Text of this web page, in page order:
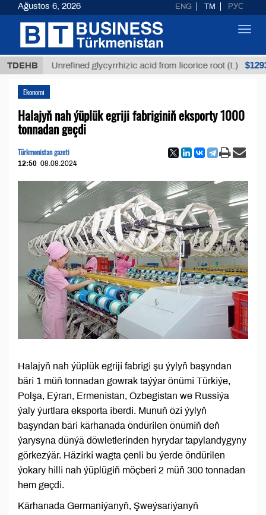
TDEHBUnrefined glycyrrhizic acid from licorice root (t.) $12935,18
Ekonomi
Halajyň nah ýüplük egriji fabriginiň eksporty 1000
tonnadan geçdi
Türkmenistan gazeti
12:50 08.08.2024
Halajyň nah ýüplük egriji fabrigi şu ýylyň başyndan
bäri 1 müň tonnadan gowrak taýýar önümi Türkiýe,
Polşa, Eýran, Ermenistan, Özbegistan we Russiýa
ýaly ýurtlara eksporta iberdi. Munuň özi ýylyň
başyndan bäri kärhanada öndürilen önümiň deň
ýarysyna dünýä döwletlerinden hyrydar tapylandygyny
görkezýär. Häzirki wagta çenli bu ýerde öndürilen
ýokary hilli nah ýüplügiň möçberi 2 müň 300 tonnadan
hem geçdi.
Kärhanada Germaniýanyň, Şweýsariýanyň
Ağustos 6, 2026 ENG TM РУС